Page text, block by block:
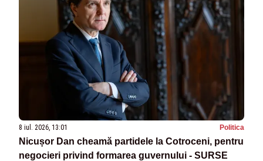
8 iul. 2026, 13:01 Politica
Nicușor Dan cheamă partidele la Cotroceni, pentru
negocieri privind formarea guvernului - SURSE